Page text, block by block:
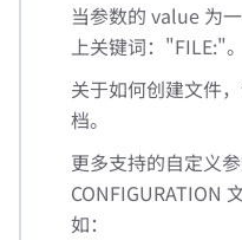
当参数的 value 为
上关键词："FILE:"。
关于如何创建文件
档。
更多支持的自定义
CONFIGURATION
如：